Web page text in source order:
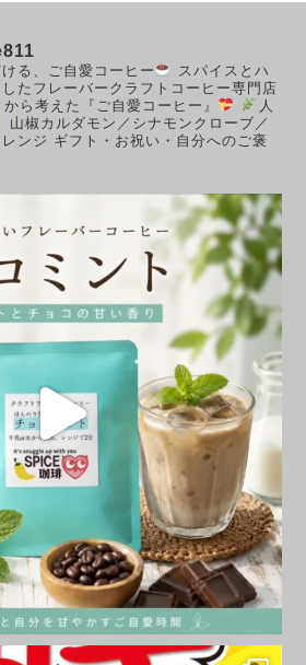
る、ご自愛コーヒー
スパイスとハ
たフレーバークラフトコーヒー専門店
から考えた『ご自愛コーヒー』
人
山椒カルダモン／シナモンクローブ／
ンジ ギフト・お祝い・自分へのご褒